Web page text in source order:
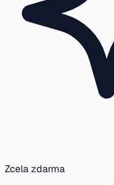
Zcela zdarma